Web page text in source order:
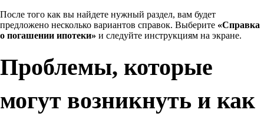
После того как вы найдете нужный раздел, вам будет
предложено несколько вариантов справок. Выберите «Справка
о погашении ипотеки» и следуйте инструкциям на экране.
Проблемы, которые
могут возникнуть и как